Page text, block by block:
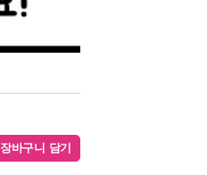
장바구니 담기